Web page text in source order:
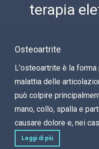
terapia
Osteoartrite
L'osteoartrite è la forma
malattia delle
può colpire
mano, collo, spalla e
causare dolore e, nei
Leggi di più